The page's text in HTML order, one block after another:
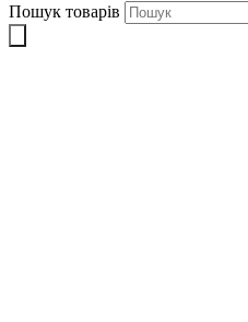
Пошук товарів